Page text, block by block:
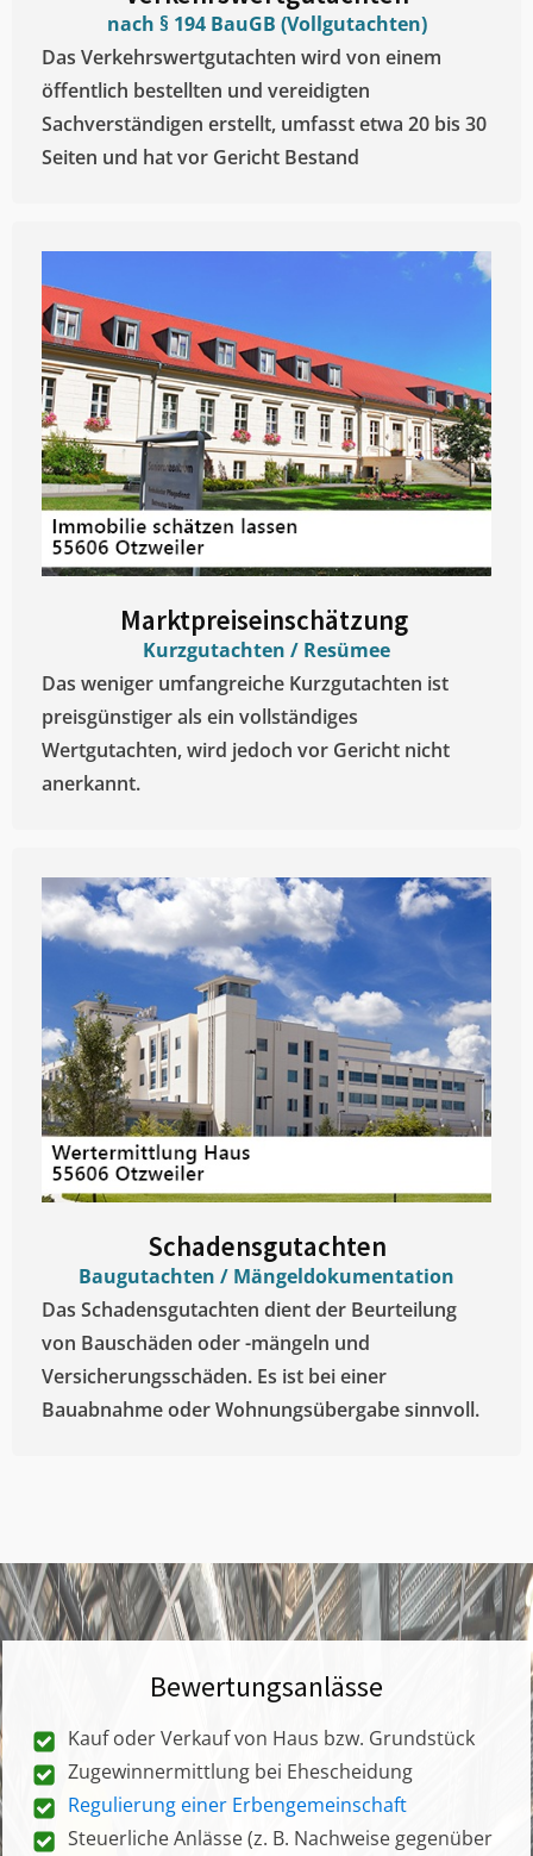
nach § 194 BauGB (Vollgutachten)
Das Verkehrswertgutachten wird von einem
öffentlich bestellten und vereidigten
Sachverständigen erstellt, umfasst etwa 20 bis 30
Seiten und hat vor Gericht Bestand
Marktpreiseinschätzung ​
Kurzgutachten / Resümee
Das weniger umfangreiche Kurzgutachten ist
preisgünstiger als ein vollständiges
Wertgutachten, wird jedoch vor Gericht nicht
anerkannt.
Schadensgutachten
Baugutachten / Mängeldokumentation
Das Schadensgutachten dient der Beurteilung
von Bauschäden oder -mängeln und
Versicherungsschäden. Es ist bei einer
Bauabnahme oder Wohnungsübergabe sinnvoll.
Bewertungsanlässe
Kauf oder Verkauf von Haus bzw. Grundstück
Zugewinnermittlung bei Ehescheidung
Regulierung einer Erbengemeinschaft
Steuerliche Anlässe (z. B. Nachweise gegenüber